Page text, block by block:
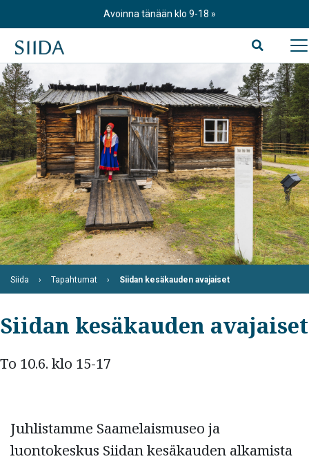
Avoinna tänään klo 9-18
Siida Tapahtumat Siidan kesäkauden avajaiset
Siidan kesäkauden avajaiset
To 10.6. klo 15-17
Juhlistamme Saamelaismuseo ja
luontokeskus Siidan kesäkauden alkamista